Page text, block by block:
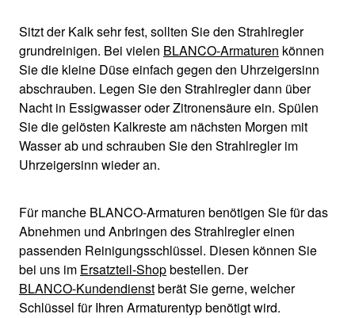
Sitzt der Kalk sehr fest, sollten Sie den Strahlregler
grundreinigen. Bei vielen BLANCO-Armaturen können
Sie die kleine Düse einfach gegen den Uhrzeigersinn
abschrauben. Legen Sie den Strahlregler dann über
Nacht in Essigwasser oder Zitronensäure ein. Spülen
Sie die gelösten Kalkreste am nächsten Morgen mit
Wasser ab und schrauben Sie den Strahlregler im
Uhrzeigersinn wieder an.
Für manche BLANCO-Armaturen benötigen Sie für das
Abnehmen und Anbringen des Strahlregler einen
passenden Reinigungsschlüssel. Diesen können Sie
bei uns im Ersatzteil-Shopbestellen. Der
BLANCO-Kundendienstberät Sie gerne, welcher
Schlüssel für Ihren Armaturentyp benötigt wird.